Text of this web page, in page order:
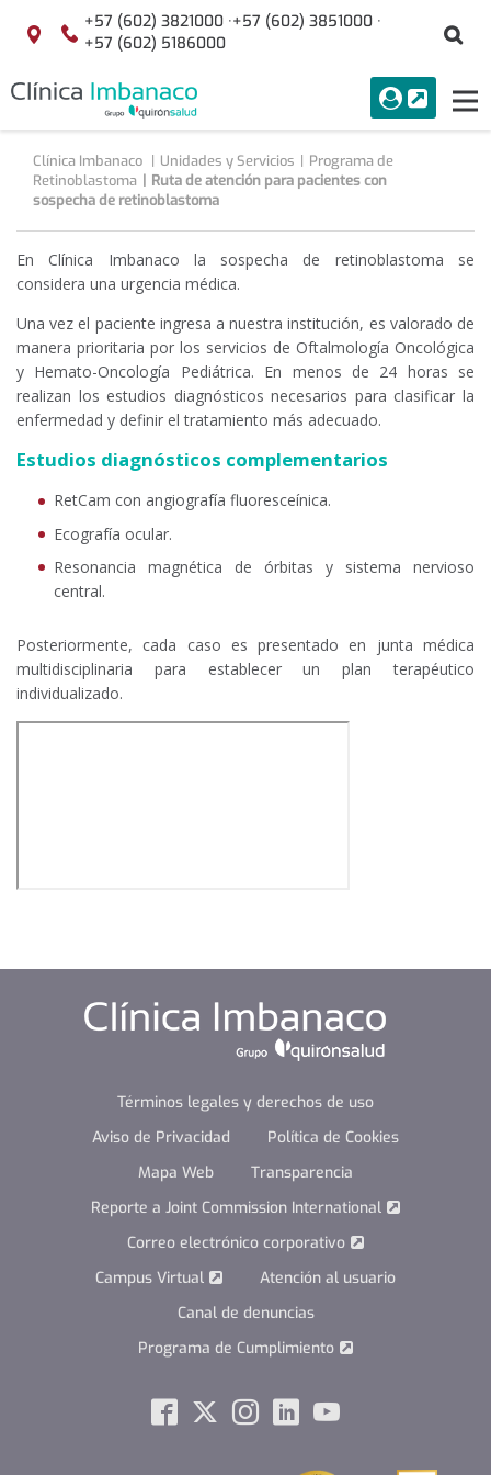
Saltar al contenido
Localización
+57 (602) 3821000 ·+57 (602) 3851000 ·
+57 (602) 5186000
menuAcceso
Buscar
Clínica Imbanaco Unidades y Servicios
Programa de
Retinoblastoma
Ruta de atención para pacientes con
sospecha de retinoblastoma
En Clínica Imbanaco la sospecha de retinoblastoma se
considera una urgencia médica.
Una vez el paciente ingresa a nuestra institución, es valorado de
manera prioritaria por los servicios de Oftalmología Oncológica
y Hemato-Oncología Pediátrica. En menos de 24 horas se
realizan los estudios diagnósticos necesarios para clasificar la
enfermedad y definir el tratamiento más adecuado.
Estudios diagnósticos complementarios
RetCam con angiografía fluoresceínica.
Ecografía ocular.
Resonancia magnética de órbitas y sistema nervioso
central.
Posteriormente, cada caso es presentado en junta médica
multidisciplinaria para establecer un plan terapéutico
individualizado.
Términos legales y derechos de uso
Aviso de Privacidad
Política de Cookies
Mapa Web
Transparencia
Reporte a Joint Commission International
Correo electrónico corporativo
Campus Virtual
Atención al usuario
Canal de denuncias
Programa de Cumplimiento